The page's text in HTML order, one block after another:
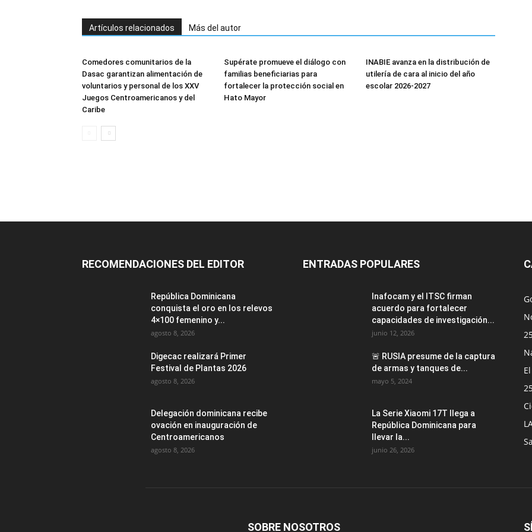
Artículos relacionados Más del autor
Comedores comunitarios de la
Dasac garantizan alimentación de
voluntarios y personal de los XXV
Juegos Centroamericanos y del
Caribe
Supérate promueve el diálogo con
familias beneficiarias para
fortalecer la protección social en
Hato Mayor
INABIE avanza en la distribución de
utilería de cara al inicio del año
escolar 2026-2027
RECOMENDACIONES DEL EDITOR
República Dominicana
conquista el oro en los relevos
4×100 femenino y...
agosto 8, 2026
Digecac realizará Primer
Festival de Plantas 2026
agosto 8, 2026
Delegación dominicana recibe
ovación en inauguración de
Centroamericanos
agosto 8, 2026
ENTRADAS POPULARES
Inafocam y el ITSC firman
acuerdo para fortalecer
capacidades de investigación...
junio 12, 2026
🚨 RUSIA presume de la captura
de armas y tanques de...
mayo 5, 2024
La Serie Xiaomi 17T llega a
República Dominicana para
llevar la...
junio 26, 2026
SOBRE NOSOTROS